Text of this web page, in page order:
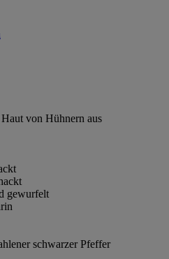
von Hühnern aus
gewurfelt
schwarzer Pfeffer